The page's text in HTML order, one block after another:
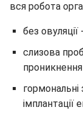
вся робота
без
слизова
імплантації